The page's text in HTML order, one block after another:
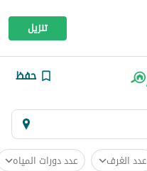
تنزيل
حفظ
عدد الغرف عدد دورات المياه